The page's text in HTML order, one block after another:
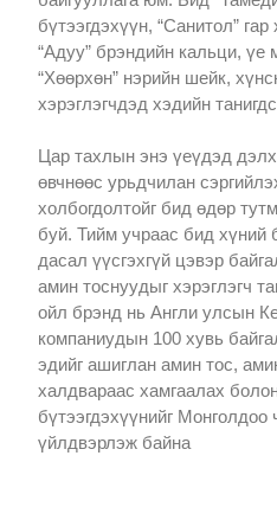
бүтээгдэхүүн, “Санитол”
“Адуу” брэндийн кальци, үе
“Хөөрхөн” нэрийн шейк,
хэрэглэгчдэд хэдийн
Цар тахлын энэ үеүдэд
өвчнөөс урьдчилан
холбогдолтойг бид өдөр
буй. Тийм учраас бид хүний
дасал үүсгэхгүй цэвэр
амин тоснуудыг хэрэглэгч
ойл брэнд нь Англи улсын
компаниудын 100 хувь
эдийг ашиглан амин тос,
халдвараас хамгаалах
бүтээгдэхүүнийг
үйлдвэрлэж байна